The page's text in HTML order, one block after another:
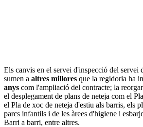
Els canvis en el servei d'inspecció del servei
sumen a altres millores que la regidoria ha
anys com l'ampliació del contracte; la
el desplegament de plans de neteja com el
el Pla de xoc de neteja d'estiu als barris, els
parcs infantils i de les àrees d'higiene i
Barri a barri, entre altres.